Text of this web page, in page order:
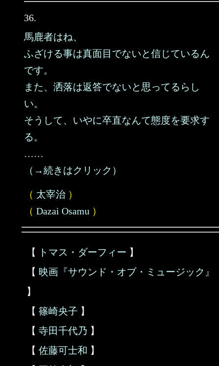
36.
馬鹿者はね、
ふざける事は真面目でないと信じているん
です。
また、洒落は返答でないと思ってるらし
い。
そうして、いやに卒直なんて態度を要求す
る。
……
（→続きはクリック）
（ 太宰治 ）
（ Dazai Osamu ）
【 トマス・ダーフィー 】
【 映画『サウンド・オブ・ミュージック』
】
【 篠崎央子 】
【 寺田千代乃 】
【 佐藤可士和 】